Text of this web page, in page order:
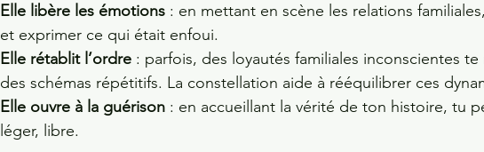
Elle libère les émotions : en mettant en scène les relations
et exprimer ce qui était enfoui.
Elle rétablit l’ordre : parfois, des loyautés familiales inconscientes
des schémas répétitifs. La constellation aide à rééquilibrer ces
Elle ouvre à la guérison : en accueillant la vérité de ton histoire, tu
léger, libre.